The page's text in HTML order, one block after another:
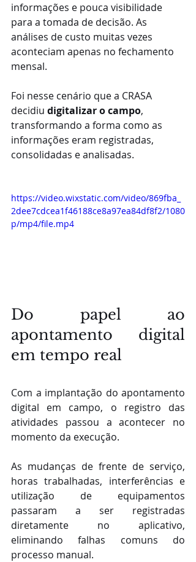
informações e pouca visibilidade
para a tomada de decisão. As
análises de custo muitas vezes
aconteciam apenas no fechamento
mensal.
Foi nesse cenário que a CRASA
decidiu digitalizar o campo,
transformando a forma como as
informações eram registradas,
consolidadas e analisadas.
https://video.wixstatic.com/video/869fba_
2dee7cdcea1f46188ce8a97ea84df8f2/1080
p/mp4/file.mp4
Do papel ao
apontamento digital
em tempo real
Com a implantação do apontamento
digital em campo, o registro das
atividades passou a acontecer no
momento da execução.
As mudanças de frente de serviço,
horas trabalhadas, interferências e
utilização de equipamentos
passaram a ser registradas
diretamente no aplicativo,
eliminando falhas comuns do
processo manual.